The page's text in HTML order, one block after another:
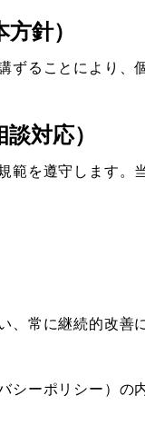
針）
ることにより、
対応）
を遵守します
、常に継続的改善
ーポリシー）の